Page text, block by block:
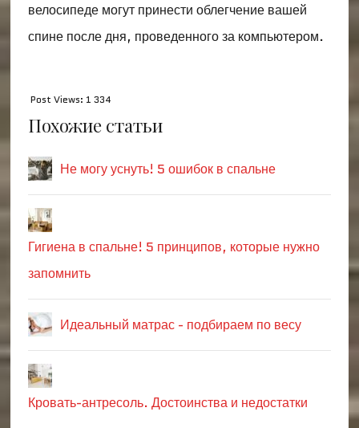
велосипеде могут принести облегчение вашей
спине после дня, проведенного за компьютером.
Post Views: 1 334
Похожие статьи
Не могу уснуть! 5 ошибок в спальне
Гигиена в спальне! 5 принципов, которые нужно
запомнить
Идеальный матрас - подбираем по весу
Кровать-антресоль. Достоинства и недостатки